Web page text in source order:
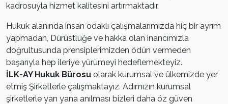
kadrosuyla hizmet kalitesini artırmaktadır.
Hukuk alanında insan odaklı çalışmalarımızda hiç bir ayrım
yapmadan, Dürüstlüğe ve hakka olan inancımızla
doğrultusunda prensiplerimizden ödün vermeden
başarıyla hep ileriye yürümeyi hedeflemekteyiz.
İLK-AY Hukuk Bürosu olarak kurumsal ve ülkemizde yer
etmiş Şirketlerle çalışmaktayız. Adımızın kurumsal
şirketlerle yan yana anılması bizleri daha öz güven